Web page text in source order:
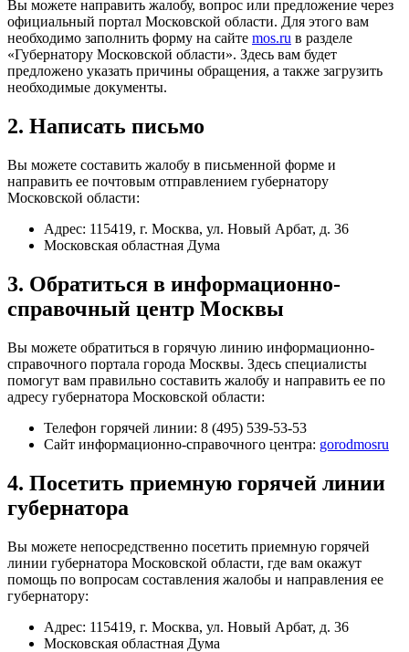
Вы можете направить жалобу, вопрос или предложение через
официальный портал Московской области. Для этого вам
необходимо заполнить форму на сайте mos.ru в разделе
«Губернатору Московской области». Здесь вам будет
предложено указать причины обращения, а также загрузить
необходимые документы.
2. Написать письмо
Вы можете составить жалобу в письменной форме и
направить ее почтовым отправлением губернатору
Московской области:
Адрес: 115419, г. Москва, ул. Новый Арбат, д. 36
Московская областная Дума
3. Обратиться в информационно-
справочный центр Москвы
Вы можете обратиться в горячую линию информационно-
справочного портала города Москвы. Здесь специалисты
помогут вам правильно составить жалобу и направить ее по
адресу губернатора Московской области:
Телефон горячей линии: 8 (495) 539-53-53
Сайт информационно-справочного центра: gorodmosru
4. Посетить приемную горячей линии
губернатора
Вы можете непосредственно посетить приемную горячей
линии губернатора Московской области, где вам окажут
помощь по вопросам составления жалобы и направления ее
губернатору:
Адрес: 115419, г. Москва, ул. Новый Арбат, д. 36
Московская областная Дума